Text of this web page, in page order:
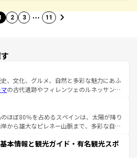
2 3 … 11
、文化、グルメ、自然と多彩な魅力にあふ
の古代遺跡やフィレンツェのルネッサンス
ナの美しい田園風景やアマルフィ海岸の絶
観も見逃せない。観光の合間には、本場の
ど、絶品のイタリア料理を堪能することも
タリアで、忘れられない旅をしてみよう！
タリア情報は
ほぼ80％を占めるスペインは、太陽が降り
から雄大なピレネー山脈まで、多彩な自然
の国では、情熱的なフラメンコ、熱気あふ
て美味しいタパスが生活の一部となってい
本情報と観光ガイド・有名観光スポ